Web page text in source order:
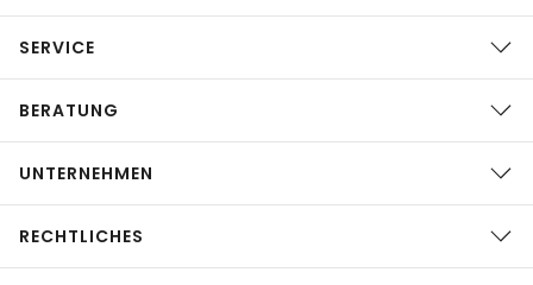
SERVICE
BERATUNG
UNTERNEHMEN
RECHTLICHES